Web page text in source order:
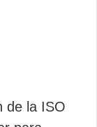
de la ISO